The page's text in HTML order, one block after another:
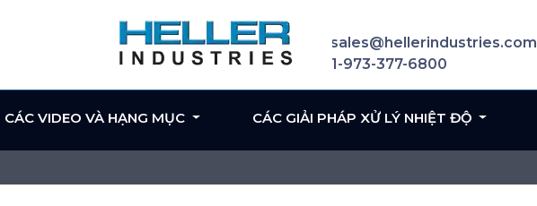
sales@hellerindustries.com
1-973-377-6800
CÁC VIDEO VÀ HẠNG MỤC CÁC GIẢI PHÁP XỬ LÝ NHIỆT ĐỘ